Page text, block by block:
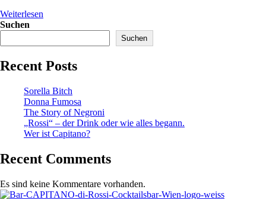
Weiterlesen
Suchen
Suchen
Recent Posts
Sorella Bitch
Donna Fumosa
The Story of Negroni
„Rossi“ – der Drink oder wie alles begann.
Wer ist Capitano?
Recent Comments
Es sind keine Kommentare vorhanden.